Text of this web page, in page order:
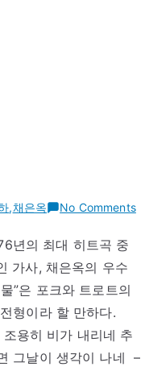
,채은옥 No Comments
년의 최대 히트곡 중
가사, 채은옥의 우수
”은 포크와 트로트의
형이라 할 만하다.
용히 비가 내리네 추
그날이 생각이 나네 –